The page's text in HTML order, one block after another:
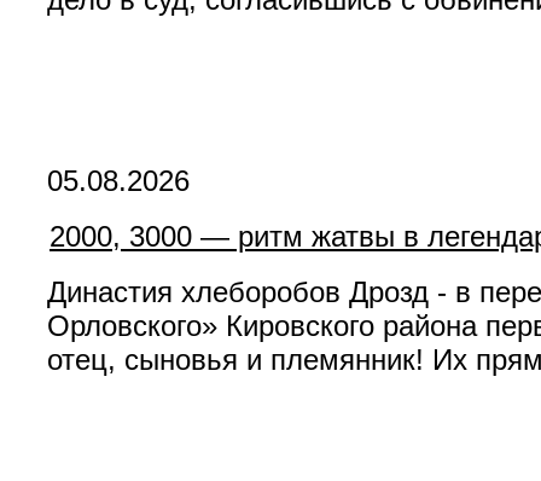
05.08.2026
2000, 3000 — ритм жатвы в
Династия хлеборобов Дрозд - в
Орловского» Кировского района
отец, сыновья и племянник! Их